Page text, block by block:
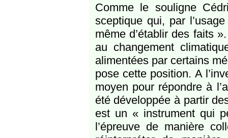
Comme le souligne
sceptique qui, par
même d’établir des faits
au changement
alimentées par certains
pose cette position. A
moyen pour répondre à
été développée à partir
est un « instrument qui
l’épreuve de manière